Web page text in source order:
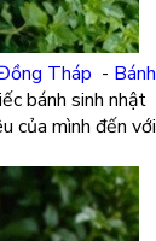
Tháp - Bánh
bánh sinh nhật
của mình đến với